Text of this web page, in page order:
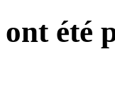
été